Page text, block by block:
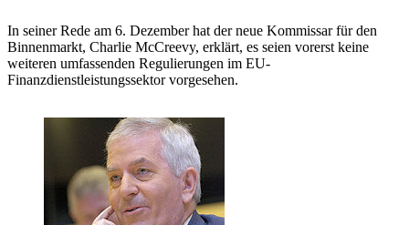
In seiner Rede am 6. Dezember hat der neue Kommissar für den
Binnenmarkt, Charlie McCreevy, erklärt, es seien vorerst keine
weiteren umfassenden Regulierungen im EU-
Finanzdienstleistungssektor vorgesehen.